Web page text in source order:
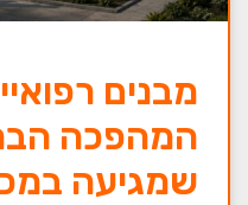
מבנים
המהפכה
שמגיעה